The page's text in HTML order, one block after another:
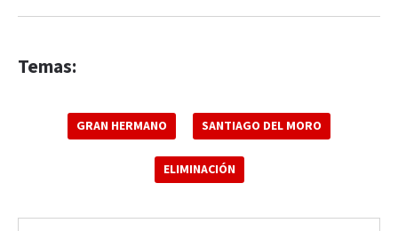
Temas:
GRAN HERMANO SANTIAGO DEL MORO
ELIMINACIÓN